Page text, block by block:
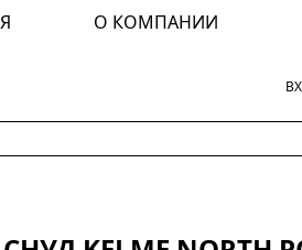
О КОМПАНИИ